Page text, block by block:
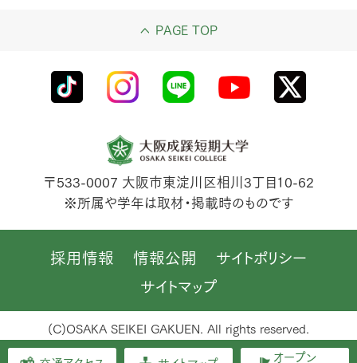
PAGE TOP
〒533-0007 大阪市東淀川区相川3丁目10-62
※所属や学年は取材・掲載時のものです
採用情報 情報公開
サイトポリシー
サイトマップ
オープン
(C)OSAKA SEIKEI GAKUEN. All rights reserved.